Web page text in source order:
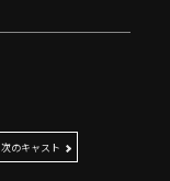
次のキャスト